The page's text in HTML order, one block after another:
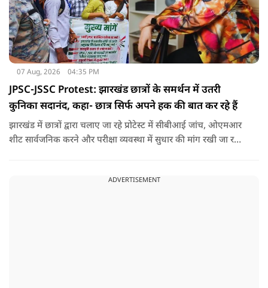
07 Aug, 2026 04:35 PM
JPSC-JSSC Protest: झारखंड छात्रों के समर्थन में उतरी
कुनिका सदानंद, कहा- छात्र सिर्फ अपने हक की बात कर रहे हैं
झारखंड में छात्रों द्वारा चलाए जा रहे प्रोटेस्ट में सीबीआई जांच, ओएमआर
शीट सार्वजनिक करने और परीक्षा व्यवस्था में सुधार की मांग रखी जा रही
ADVERTISEMENT